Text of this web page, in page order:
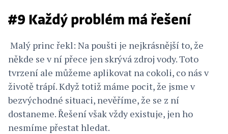
#9 Každý problém má řešení
Malý princ řekl: Na poušti je nejkrásnější to, že
někde se v ní přece jen skrývá zdroj vody. Toto
tvrzení ale můžeme aplikovat na cokoli, co nás v
životě trápí. Když totiž máme pocit, že jsme v
bezvýchodné situaci, nevěříme, že se z ní
dostaneme. Řešení však vždy existuje, jen ho
nesmíme přestat hledat.